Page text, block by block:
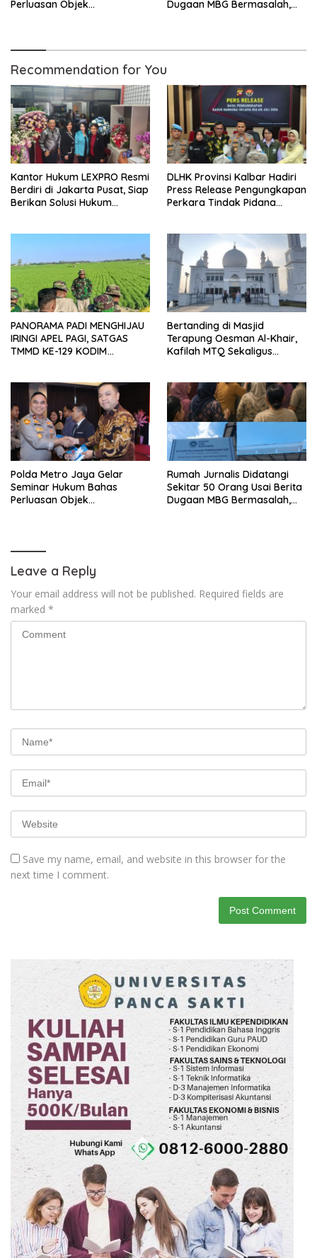
Perluasan Objek
Dugaan MBG Bermasalah,
Recommendation for You
Kantor Hukum LEXPRO Resmi
Berdiri di Jakarta Pusat, Siap
Berikan Solusi Hukum
DLHK Provinsi Kalbar Hadiri
Press Release Pengungkapan
Perkara Tindak Pidana
PANORAMA PADI MENGHIJAU
IRINGI APEL PAGI, SATGAS
TMMD KE-129 KODIM
Bertanding di Masjid
Terapung Oesman Al-Khair,
Kafilah MTQ Sekaligus
Polda Metro Jaya Gelar
Seminar Hukum Bahas
Perluasan Objek
Rumah Jurnalis Didatangi
Sekitar 50 Orang Usai Berita
Dugaan MBG Bermasalah,
Leave a Reply
Your email address will not be published. Required fields are
marked *
Save my name, email, and website in this browser for the
next time I comment.